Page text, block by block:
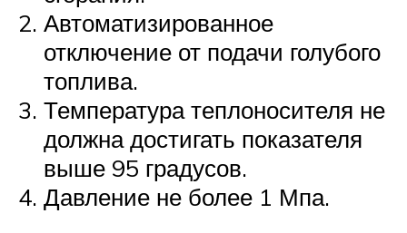
Автоматизированное
отключение от подачи голубого
топлива.
Температура теплоносителя не
должна достигать показателя
выше 95 градусов.
Давление не более 1 Мпа.